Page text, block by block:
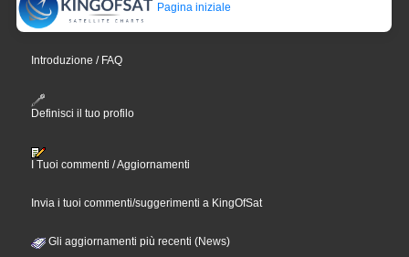
Pagina iniziale
Introduzione / FAQ
Definisci il tuo profilo
I Tuoi commenti / Aggiornamenti
Invia i tuoi commenti/suggerimenti a KingOfSat
Gli aggiornamenti più recenti (News)